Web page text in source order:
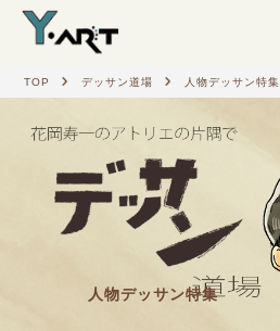
TOP デッサン道場 人物デッサン特集
人物デッサン特集